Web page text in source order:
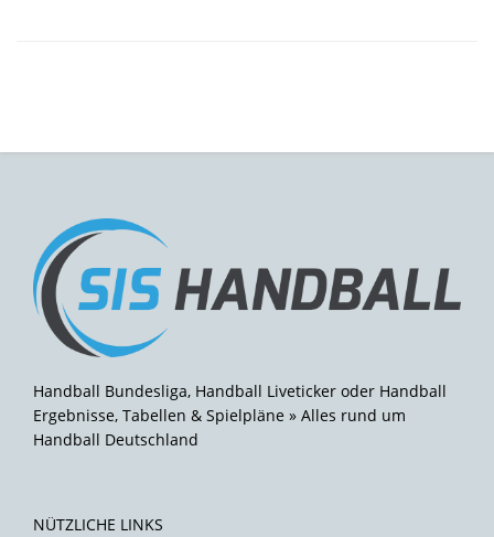
Handball Bundesliga, Handball Liveticker oder Handball
Ergebnisse, Tabellen & Spielpläne » Alles rund um
Handball Deutschland
NÜTZLICHE LINKS